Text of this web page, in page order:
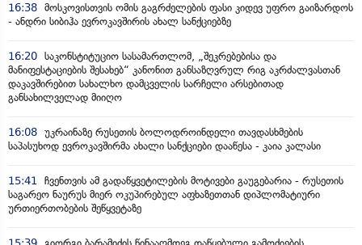
16:38 მოსკოვისთვის ომის გაგრძელების ფასი კიდევ უფრო გაიზარდოს
- ანდრი სიბიჰა ევროკავშირის ახალ სანქციებზე
16:20 საკონსტიტუციო სასამართლომ, „შეკრებებისა და
მანიფესტაციების შესახებ“ კანონით განსაზღვრულ რიგ აკრძალვასთან
დაკავშირებით სახალხო დამცველის სარჩელი არსებითად
განსახილველად მიიღო
16:08 უკრაინაზე რუსეთის ბოლოდროინდელი თავდასხმების
საპასუხოდ ევროკავშირმა ახალი სანქციები დააწესა - კაია კალასი
15:41
ჩვენთვის ამ გადაწყვეტილების მოტივები გაუგებარია - რუსეთის
საგარეო ნაურუს მიერ ოკუპირებულ აფხაზეთთან დიპლომატიური
ურთიერთობების შეწყვეტაზე